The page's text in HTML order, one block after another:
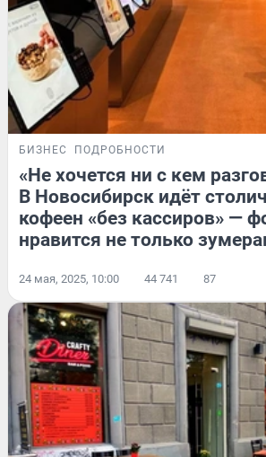
БИЗНЕС ПОДРОБНОСТИ
«Не хочется ни с кем
В Новосибирск идёт
кофеен «без кассиров» —
нравится не только
24 мая, 2025, 10:00 44 741 87